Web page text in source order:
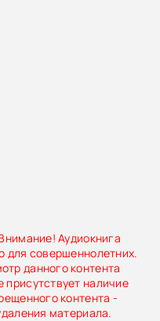
своей вещью.
Аудиокнига
для совершеннолетних.
данного контента
наличие
контента -
материала.